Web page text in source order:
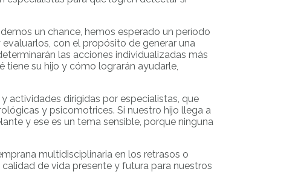
un chance, hemos esperado un período
con el propósito de generar una
las acciones individualizadas más
tiene su hijo y cómo lograrán ayudarle,
actividades dirigidas por especialistas, que
y psicomotrices. Si nuestro hijo llega a
y ese es un tema sensible, porque ninguna
multidisciplinaria en los retrasos o
de vida presente y futura para nuestros